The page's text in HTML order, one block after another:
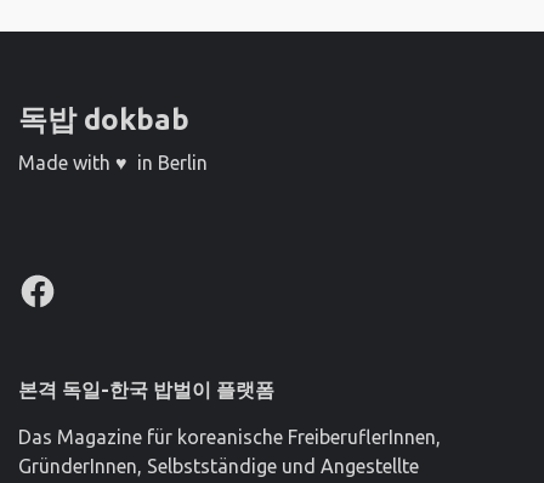
독밥 dokbab
Made with ♥ in Berlin
Facebook
본격 독일-한국 밥벌이 플랫폼
Das Magazine für koreanische FreiberuflerInnen,
GründerInnen, Selbstständige und Angestellte